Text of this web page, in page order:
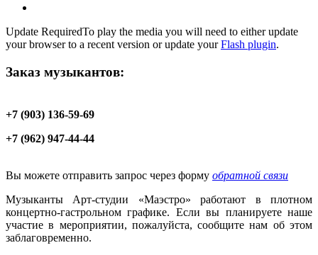
Update RequiredTo play the media you will need to either update
your browser to a recent version or update yourFlash plugin.
Заказ музыкантов:
+7 (903) 136-59-69
+7 (962) 947-44-44
Вы можете отправить запрос через форму обратной связи
Музыканты Арт-студии «Маэстро» работают в плотном
концертно-гастрольном графике. Если вы планируете наше
участие в мероприятии, пожалуйста, сообщите нам об этом
заблаговременно.